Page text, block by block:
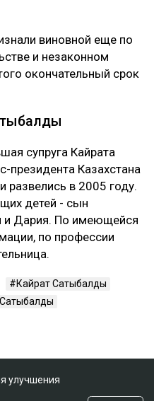
виновной еще по
и незаконном
окончательный срок
супруга Кайрата
президента Казахстана
развелись в 2005 году.
детей - сын
и Дария. По имеющейся
по профессии
Кайрат Сатыбалды
улучшения